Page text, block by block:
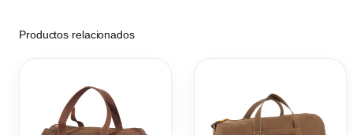
Productos relacionados